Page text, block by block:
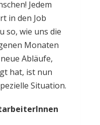
Jedem
in den Job
so, wie uns die
Monaten
Abläufe,
hat, ist nun
Situation.